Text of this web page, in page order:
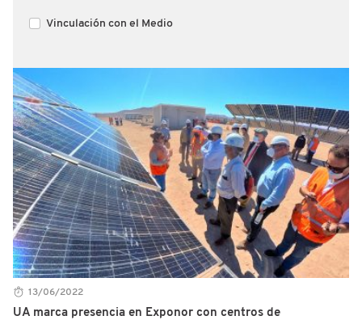
Vinculación con el Medio
13/06/2022
UA marca presencia en Exponor con centros de